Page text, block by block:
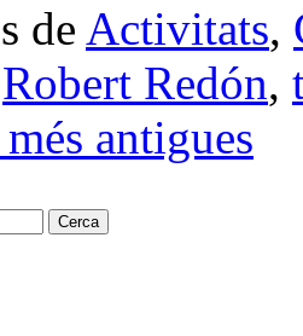
de Activitats,
Robert Redón,
antigues